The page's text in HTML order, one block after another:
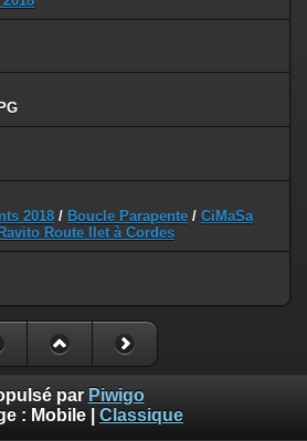
2018 / Boucle Parapente / CiMaSa
Route Ilet à Cordes
par Piwigo
: Mobile Classique